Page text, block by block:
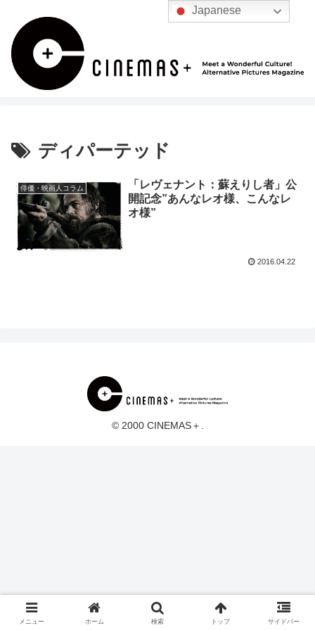
ディパーテッド
俳優・映画人コラム
「レヴェナント：蘇えりし者」公
開記念”あんなレオ様、こんなレ
オ様”
2016.04.22
© 2000 CINEMAS＋.
メニュー ホーム 検索 トップ サイドバー
Japanese